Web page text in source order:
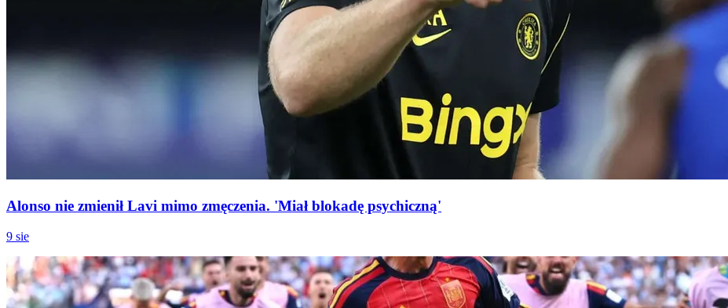
Alonso nie zmienił Lavi mimo zmęczenia. 'Miał blokadę psychiczną'
9 sie